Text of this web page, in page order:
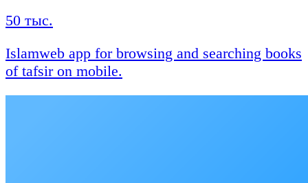
50 тыс.
Islamweb app for browsing and searching books
of tafsir on mobile.